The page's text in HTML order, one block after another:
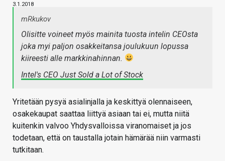
3.1.2018
mRkukov
Olisitte voineet myös mainita tuosta intelin CEOsta
joka myi paljon osakkeitansa joulukuun lopussa
kiireesti alle markkinahinnan.
Intel's CEO Just Sold a Lot of Stock
Yritetään pysyä asialinjalla ja keskittyä olennaiseen,
osakekaupat saattaa liittyä asiaan tai ei, mutta niitä
kuitenkin valvoo Yhdysvalloissa viranomaiset ja jos
todetaan, että on taustalla jotain hämärää niin varmasti
tutkitaan.